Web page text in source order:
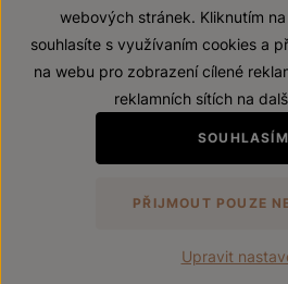
© 2026 ZNOVÍN
Prohlášení o
Zákaz prodeje alkoholických nápojů
Vytvořil
webových stránek. Kliknutím na
souhlasíte s využívaním cookies a
na webu pro zobrazení cílené
reklamních sítích na
SOUHLASÍM
PŘIJMOUT POUZE
Upravit